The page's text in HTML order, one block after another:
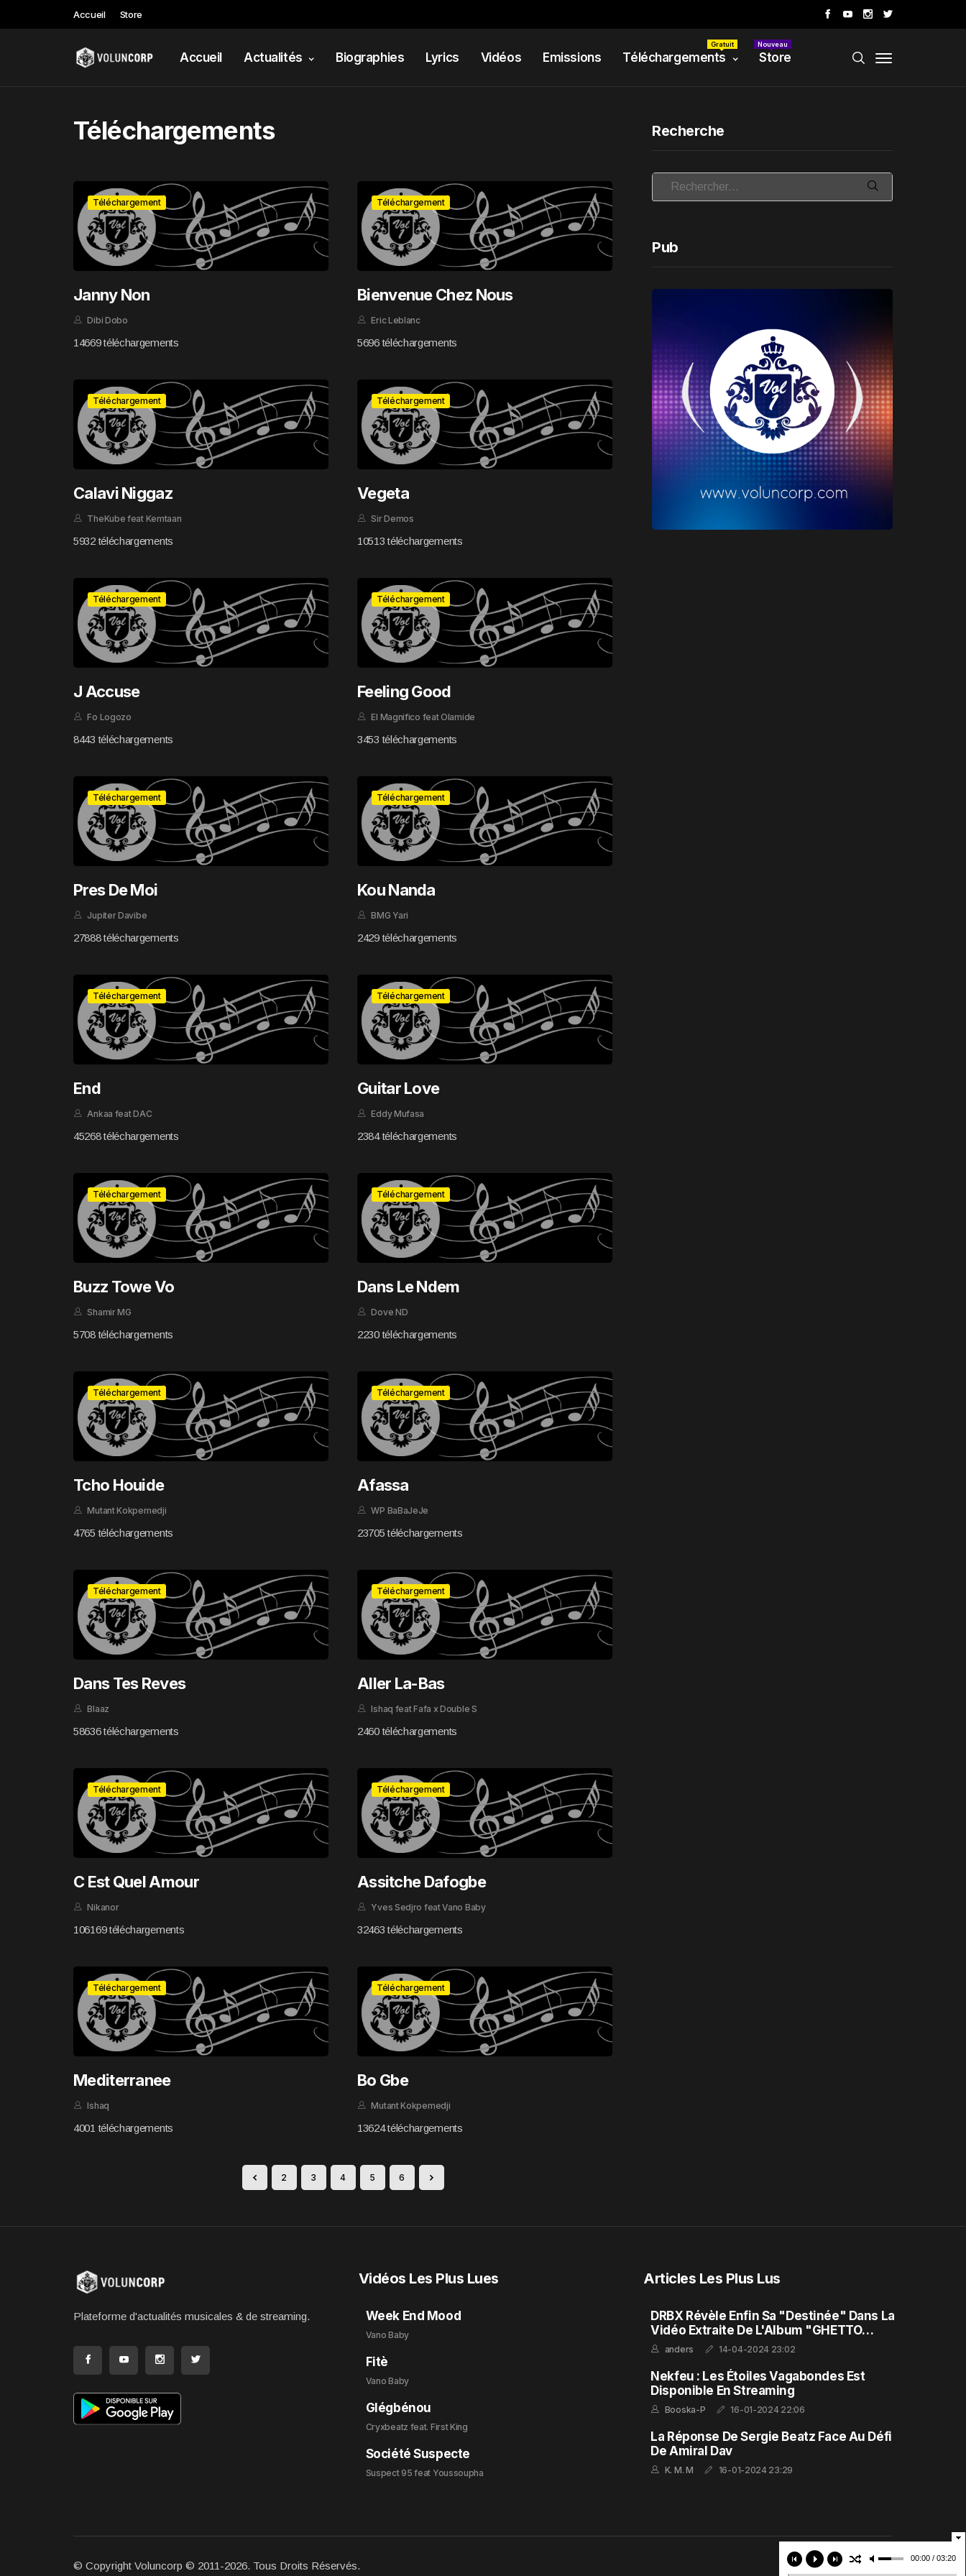
Accueil Store
Accueil Actualités Biographies Lyrics Vidéos Emissions Téléchargements
Gratuit
Store
Nouveau
Téléchargements
Téléchargement
Janny Non
Dibi Dobo
14669 téléchargements
Téléchargement
Bienvenue Chez Nous
Eric Leblanc
5696 téléchargements
Téléchargement
Calavi Niggaz
TheKube feat Kemtaan
5932 téléchargements
Téléchargement
Vegeta
Sir Demos
10513 téléchargements
Téléchargement
J Accuse
Fo Logozo
8443 téléchargements
Téléchargement
Feeling Good
El Magnifico feat Olamide
3453 téléchargements
Téléchargement
Pres De Moi
Jupiter Davibe
27888 téléchargements
Téléchargement
Kou Nanda
BMG Yari
2429 téléchargements
Téléchargement
End
Ankaa feat DAC
45268 téléchargements
Téléchargement
Guitar Love
Eddy Mufasa
2384 téléchargements
Téléchargement
Buzz Towe Vo
Shamir MG
5708 téléchargements
Téléchargement
Dans Le Ndem
Dove ND
2230 téléchargements
Téléchargement
Tcho Houide
Mutant Kokpemedji
4765 téléchargements
Téléchargement
Afassa
WP BaBaJeJe
23705 téléchargements
Téléchargement
Dans Tes Reves
Blaaz
58636 téléchargements
Téléchargement
Aller La-Bas
Ishaq feat Fafa x Double S
2460 téléchargements
Téléchargement
C Est Quel Amour
Nikanor
106169 téléchargements
Téléchargement
Assitche Dafogbe
Yves Sedjro feat Vano Baby
32463 téléchargements
Téléchargement
Mediterranee
Ishaq
4001 téléchargements
Téléchargement
Bo Gbe
Mutant Kokpemedji
13624 téléchargements
2 3 4 5 6
Recherche
Pub
Plateforme d'actualités musicales & de streaming.
Vidéos Les Plus Lues
Week End Mood
Vano Baby
Fitè
Vano Baby
Glégbénou
Cryxbeatz feat. First King
Société Suspecte
Suspect 95 feat Youssoupha
Articles Les Plus Lus
DRBX Révèle Enfin Sa "Destinée" Dans La
Vidéo Extraite De L'Album "GHETTO
FEELING"
anders 14-04-2024 23:02
Nekfeu : Les Étoiles Vagabondes Est
Disponible En Streaming
Booska-P 16-01-2024 22:06
La Réponse De Sergie Beatz Face Au Défi
De Amiral Dav
K. M. M 16-01-2024 23:29
© Copyright Voluncorp © 2011-2026. Tous Droits Réservés.
00:00 / 03:20